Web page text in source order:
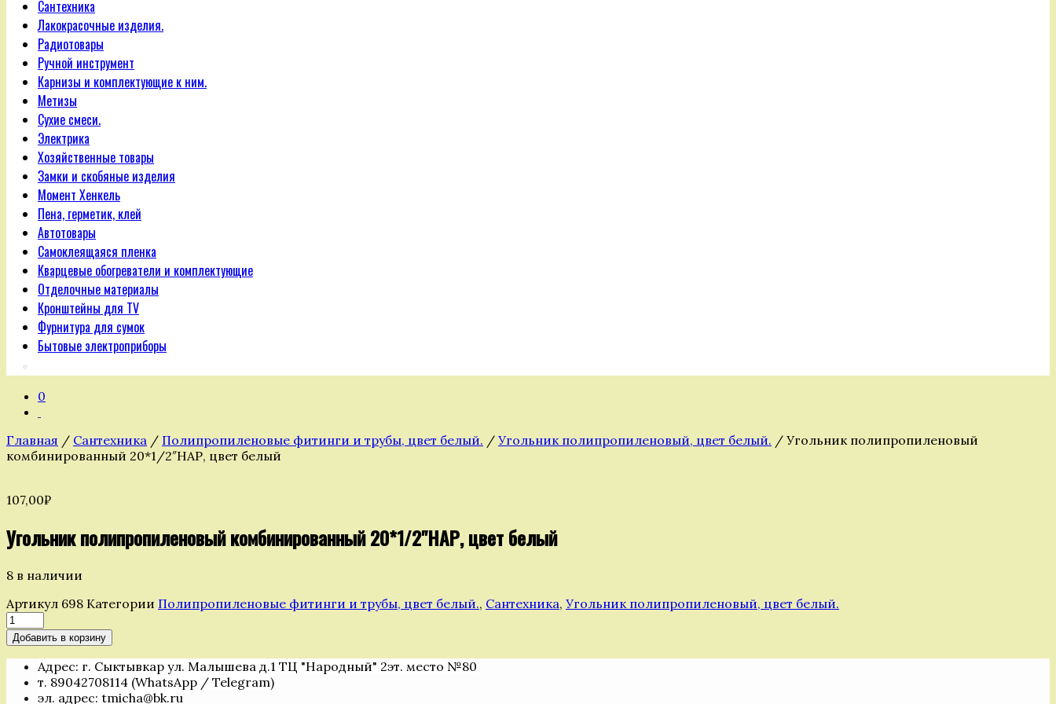
Сантехника
Лакокрасочные изделия.
Радиотовары
Ручной инструмент
Карнизы и комплектующие к ним.
Метизы
Сухие смеси.
Электрика
Хозяйственные товары
Замки и скобяные изделия
Момент Хенкель
Пена, герметик, клей
Автотовары
Самоклеящаяся пленка
Кварцевые обогреватели и комплектующие
Отделочные материалы
Кронштейны для TV
Фурнитура для сумок
Бытовые электроприборы
0
Главная / Сантехника / Полипропиленовые фитинги и трубы, цвет белый. / Угольник полипропиленовый, цвет белый. / Угольник полипропиленовый
комбинированный 20*1/2″НАР, цвет белый
107,00₽
Угольник полипропиленовый комбинированный 20*1/2"НАР, цвет белый
8 в наличии
Артикул 698 Категории Полипропиленовые фитинги и трубы, цвет белый., Сантехника, Угольник полипропиленовый, цвет белый.
Количество
товара
Угольник
полипропиленовый
комбинированный
20*1/2"НАР,
Добавить в корзину
Адрес: г. Сыктывкар ул. Малышева д.1 ТЦ "Народный" 2эт. место №80
т. 89042708114 (WhatsApp / Telegram)
эл. адрес: tmicha@bk.ru